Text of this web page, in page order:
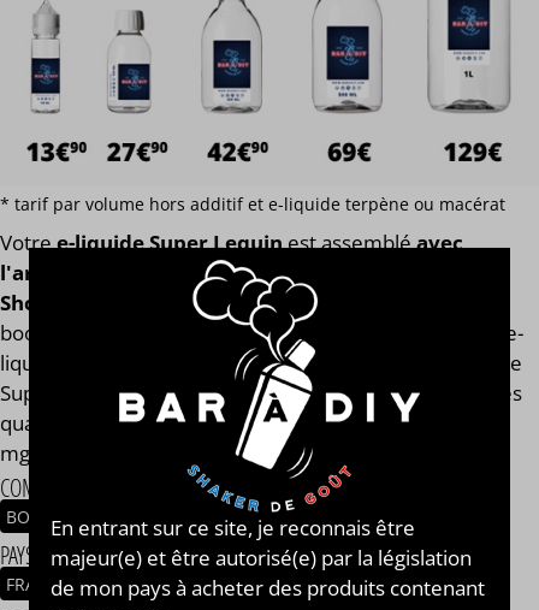
* tarif par volume hors additif et e-liquide terpène ou macérat
Votree-liquide Super Lequinest assembléavec
l'arôme concentré original de la marque Kyandi
Shop®
. Finis les e-liquides trop dilués après l'ajout des
boosters de nicotine ! Notre calculateur mesure votre e-
liquide en fonction de son volume global. Votre e-liquide
Super Lequin aura toujours le même goût et les mêmes
qualités gustatives, que vous soyez en 0, 2, 9, 11 ou 14
mg/ml.
COMPOSITION
BONBON ARLEQUIN
PAYS / ORIGINE DU CONCENTRÉ
FRANCE
En entrant sur ce site, je reconnais être
majeur(e) et être autorisé(e) par la législation
de mon pays à acheter des produits contenant